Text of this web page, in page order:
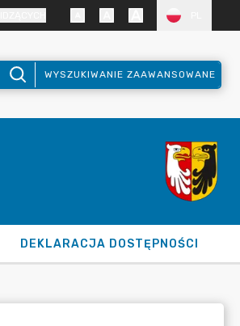
WYSZUKIWANIE ZAAWANSOWANE
DEKLARACJA DOSTĘPNOŚCI